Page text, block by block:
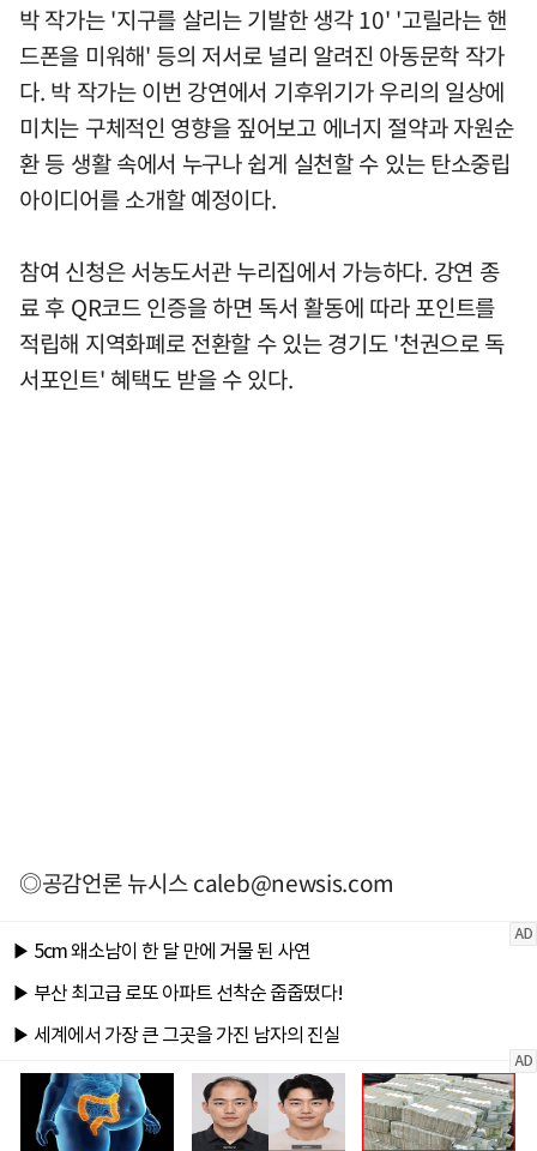
박 작가는 '지구를 살리는 기발한 생각 10' '고릴라는 핸
드폰을 미워해' 등의 저서로 널리 알려진 아동문학 작가
다. 박 작가는 이번 강연에서 기후위기가 우리의 일상에
미치는 구체적인 영향을 짚어보고 에너지 절약과 자원순
환 등 생활 속에서 누구나 쉽게 실천할 수 있는 탄소중립
아이디어를 소개할 예정이다.
참여 신청은 서농도서관 누리집에서 가능하다. 강연 종
료 후 QR코드 인증을 하면 독서 활동에 따라 포인트를
적립해 지역화폐로 전환할 수 있는 경기도 '천권으로 독
서포인트' 혜택도 받을 수 있다.
◎공감언론 뉴시스caleb@newsis.com